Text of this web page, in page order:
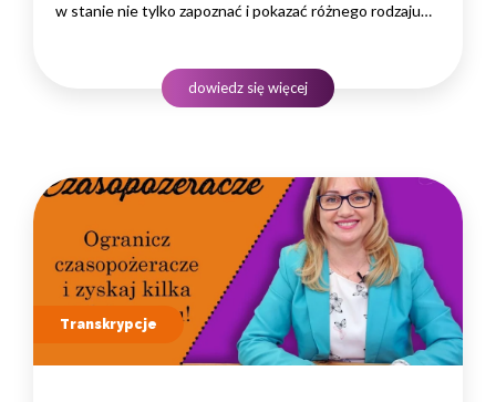
w stanie nie tylko zapoznać i pokazać różnego rodzaju
do praktycznego treningu, podczas którego możemy
dowiedz się więcej
Transkrypcje